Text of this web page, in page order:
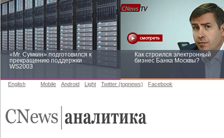
«Mr. Сумкин» подготовился к
прекращению поддержки
WS2003
Как строился электронный
бизнес Банка Москвы?
English Mobile Android Light Twitter (topnews) Facebook